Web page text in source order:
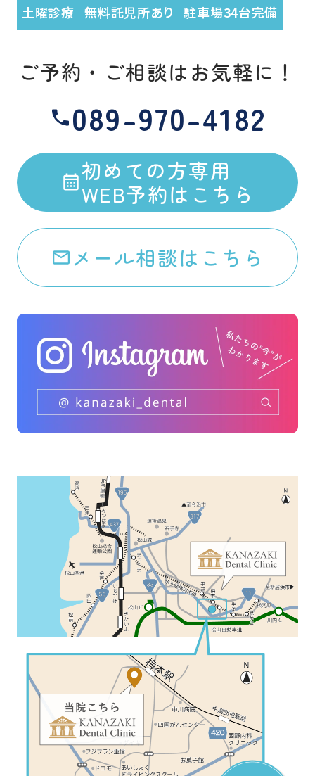
土曜診療 無料託児所あり 駐車場34台完備
ご予約・ご相談はお気軽に！
089-970-4182
初めての方専用
WEB予約はこちら
メール相談はこちら